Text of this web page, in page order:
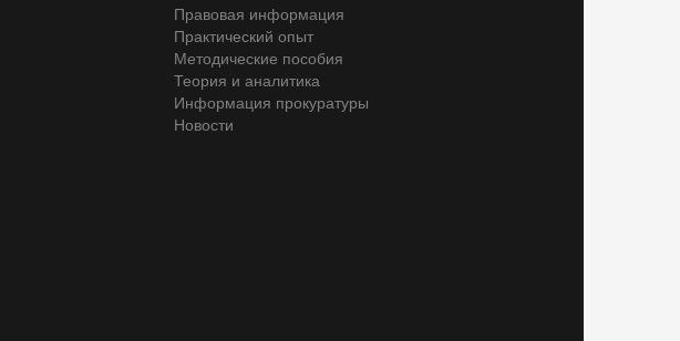
Правовая информация
Практический опыт
Методические пособия
Теория и аналитика
Информация прокуратуры
Новости